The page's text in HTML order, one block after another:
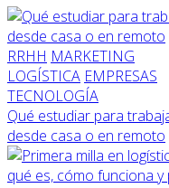
RRHH MARKETING
LOGÍSTICA EMPRESAS
TECNOLOGÍA
Qué estudiar para
desde casa o en remoto